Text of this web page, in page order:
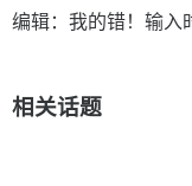
编辑：我的错！输入
相关话题